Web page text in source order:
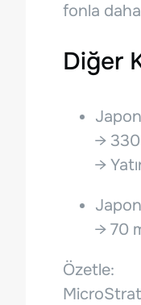
fonla
Diğer
→ 330
→
→ 70
Özetle: